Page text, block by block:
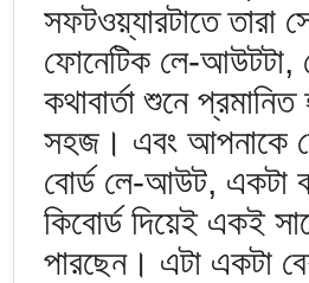
সফটওয়্যারটাতে তারা
ফোনেটিক লে-আউটটা,
কথাবার্তা শুনে
সহজ। এবং আপনাকে
বোর্ড লে-আউট,
কিবোর্ড দিয়েই একই
পারছেন। এটা একটা